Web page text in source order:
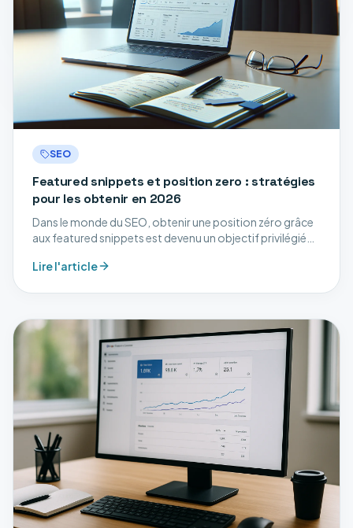
SEO
Featured snippets et position zero : stratégies
pour les obtenir en 2026
Dans le monde du SEO, obtenir une position zéro grâce
aux featured snippets est devenu un objectif privilégié
maîtriser les stratégies pour y parv
Lire l'article